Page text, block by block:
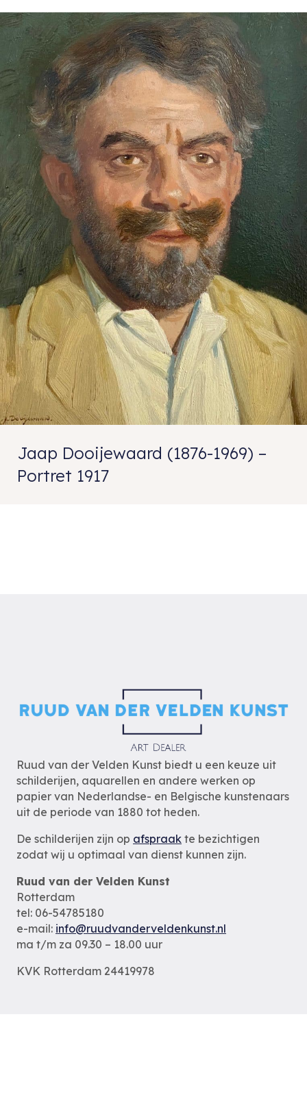
Jaap Dooijewaard (1876-1969) –
Portret 1917
Ruud van der Velden Kunst biedt u een keuze uit
schilderijen, aquarellen en andere werken op
papier van Nederlandse- en Belgische kunstenaars
uit de periode van 1880 tot heden.
De schilderijen zijn op afspraak te bezichtigen
zodat wij u optimaal van dienst kunnen zijn.
Ruud van der Velden Kunst
Rotterdam
tel: 06-54785180
e-mail: info@ruudvanderveldenkunst.nl
ma t/m za 09.30 – 18.00 uur
KVK Rotterdam 24419978